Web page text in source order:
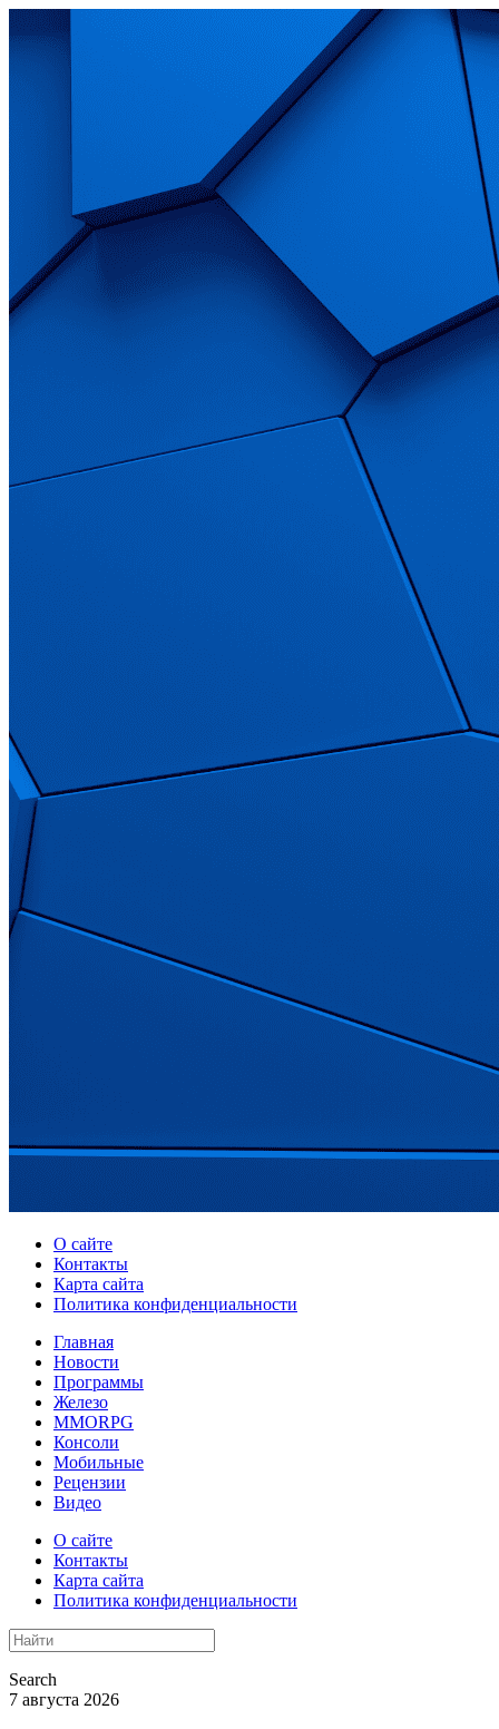
О сайте
Контакты
Карта сайта
Политика конфиденциальности
Главная
Новости
Программы
Железо
MMORPG
Консоли
Мобильные
Рецензии
Видео
О сайте
Контакты
Карта сайта
Политика конфиденциальности
Search
7 августа 2026